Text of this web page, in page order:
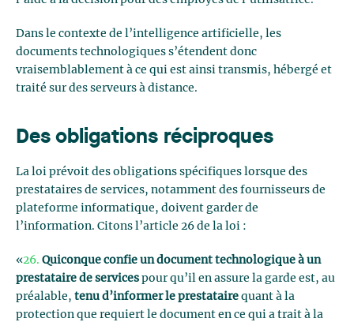
Dans le contexte de l’intelligence artificielle, les
documents technologiques s’étendent donc
vraisemblablement à ce qui est ainsi transmis, hébergé et
traité sur des serveurs à distance.
Des obligations réciproques
La loi prévoit des obligations spécifiques lorsque des
prestataires de services, notamment des fournisseurs de
plateforme informatique, doivent garder de
l’information. Citons l’article 26 de la loi :
«26. Quiconque confie un document technologique à un
prestataire de services pour qu’il en assure la garde est, au
préalable, tenu d’informer le prestataire quant à la
protection que requiert le document en ce qui a trait à la